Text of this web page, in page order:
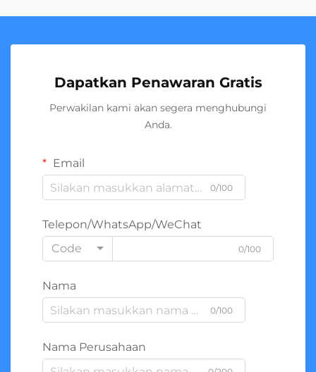
Dapatkan Penawaran Gratis
Perwakilan kami akan segera menghubungi
Anda.
Email
0/100
Telepon/WhatsApp/WeChat
Code
0/100
Nama
0/100
Nama Perusahaan